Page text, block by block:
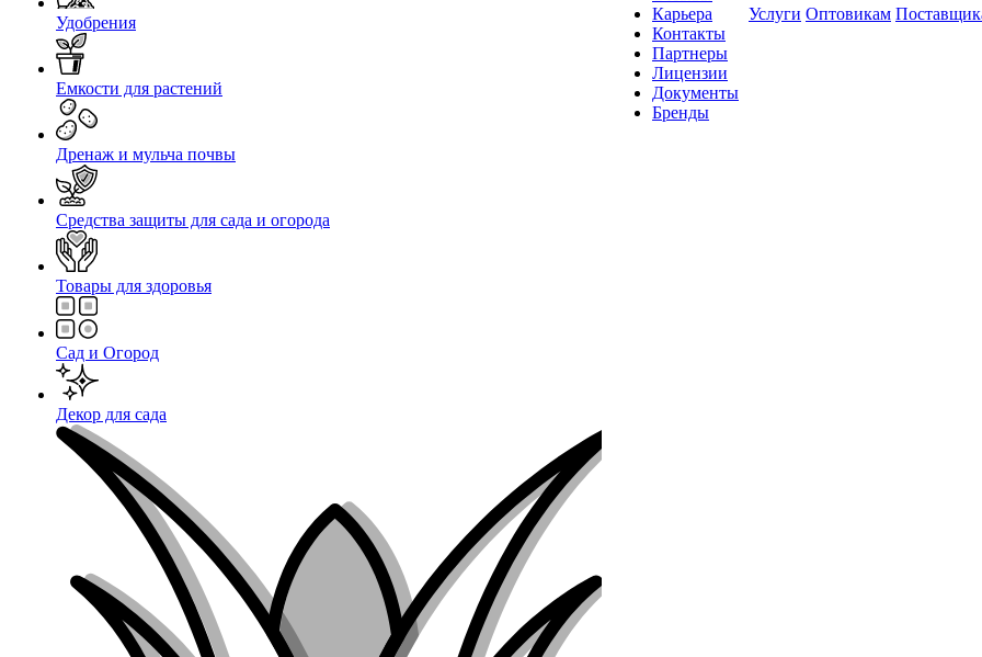
Удобрения
Емкости для растений
Дренаж и мульча почвы
Средства защиты для сада и огорода
Товары для здоровья
Сад и Огород
Декор для сада
Карьера
Контакты
Партнеры
Лицензии
Документы
Бренды
Услуги Оптовикам